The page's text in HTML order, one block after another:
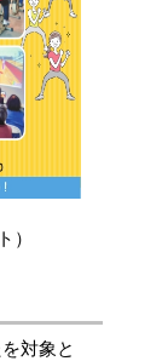
）
対象と